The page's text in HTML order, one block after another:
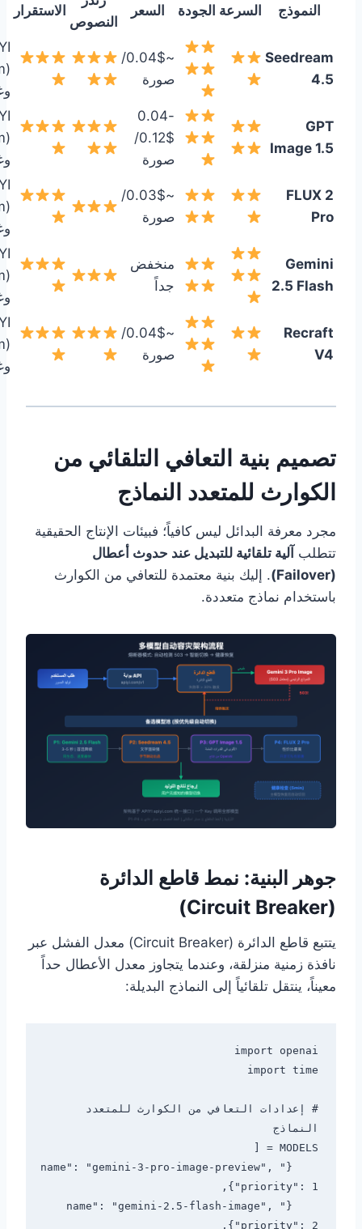
النموذج السرعة الجودة السعر
النصوص
الاستقرار
Seedream
4.5
~0.04$/
صورة
GPT
Image 1.5
0.04-
0.12$/
صورة
FLUX 2
Pro
~0.03$/
صورة
Gemini
2.5 Flash
منخفض
جداً
Recraft
V4
~0.04$/
صورة
تصميم بنية التعافي التلقائي من
الكوارث للمتعدد النماذج
مجرد معرفة البدائل ليس كافياً؛ فبيئات الإنتاج الحقيقية
تتطلب آلية تلقائية للتبديل عند حدوث أعطال
(Failover)
. إليك بنية معتمدة للتعافي من الكوارث
باستخدام نماذج متعددة.
جوهر البنية: نمط قاطع الدائرة
(Circuit Breaker)
يتتبع قاطع الدائرة (Circuit Breaker) معدل الفشل عبر
نافذة زمنية منزلقة، وعندما يتجاوز معدل الأعطال حداً
معيناً، ينتقل تلقائياً إلى النماذج البديلة:
    {"name": "gemini-3-pro-image-preview",
    {"name": "gemini-2.5-flash-image",